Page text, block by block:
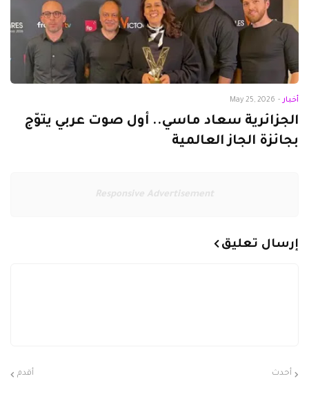
أخبار -
May 25, 2026
الجزائرية سعاد ماسي.. أول صوت عربي يتوّج
بجائزة الجاز العالمية
Responsive Advertisement
إرسال تعليق
أحدث أقدم